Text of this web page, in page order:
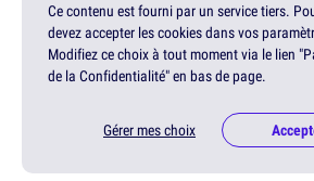
Ce contenu est fourni par un service tiers.
devez accepter les cookies dans vos
Modifiez ce choix à tout moment via le lien
de la Confidentialité" en bas de page.
Gérer mes choix